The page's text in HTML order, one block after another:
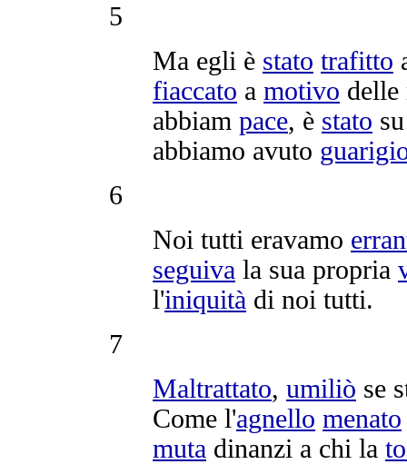
5
Ma egli è stato trafitto
fiaccato a motivo
abbiam pace, è stato
abbiamo avuto
6
Noi tutti eravamo
seguiva la sua propria
l'iniquità di noi tutti.
7
Maltrattato, umiliò se
Come l'agnello menato
muta dinanzi a chi la